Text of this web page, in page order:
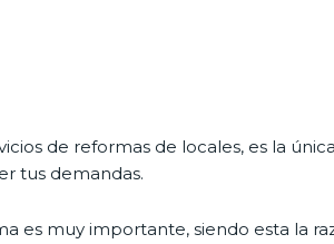
de reformas de locales, es la
tus demandas.
es muy importante, siendo esta la